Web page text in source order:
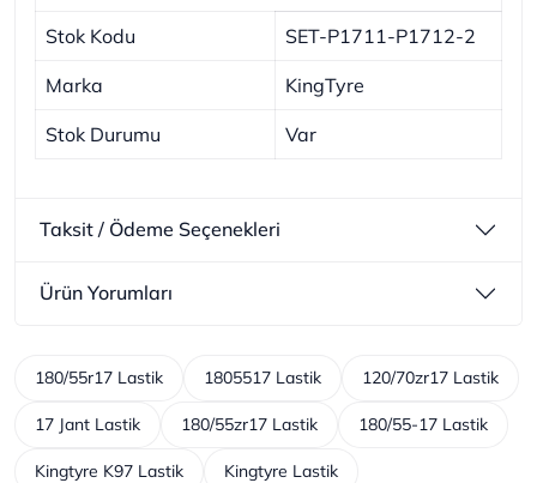
Stok Kodu SET-P1711-P1712-2
Marka KingTyre
Stok Durumu Var
Taksit / Ödeme Seçenekleri
Ürün Yorumları
180/55r17 Lastik 1805517 Lastik 120/70zr17 Lastik
17 Jant Lastik 180/55zr17 Lastik 180/55-17 Lastik
Kingtyre K97 Lastik Kingtyre Lastik